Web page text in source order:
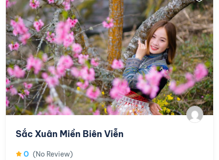
Sắc Xuân Miền Biên Viễn
0 (No Review)